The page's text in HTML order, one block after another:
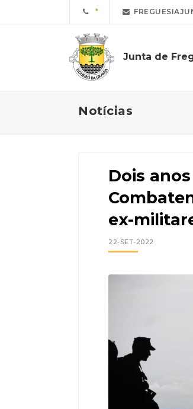
Junta de
Notícias
Dois
ex-
22-SET-2022